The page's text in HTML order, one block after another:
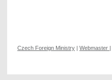
Czech Foreign Ministry | Webmaster |